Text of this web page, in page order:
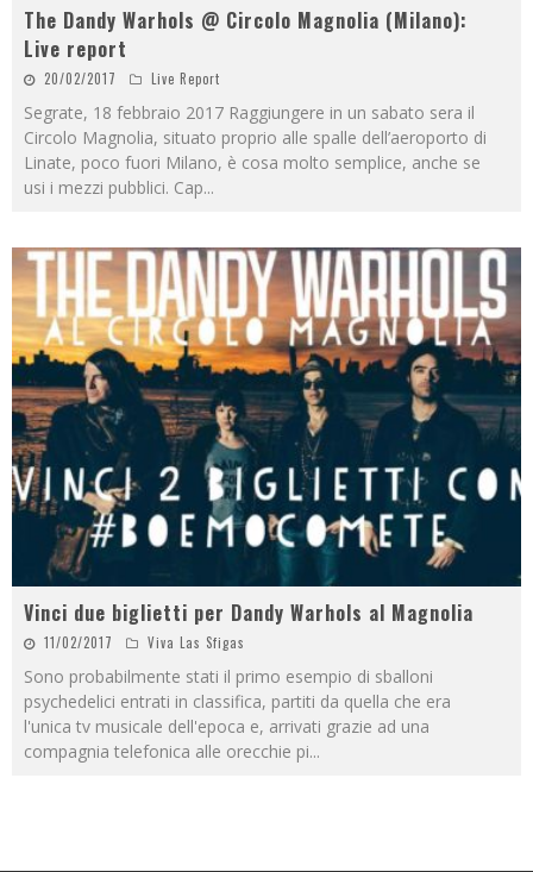
The Dandy Warhols @ Circolo Magnolia (Milano):
Live report
20/02/2017 Live Report
Segrate, 18 febbraio 2017 Raggiungere in un sabato sera il
Circolo Magnolia, situato proprio alle spalle dell’aeroporto di
Linate, poco fuori Milano, è cosa molto semplice, anche se
usi i mezzi pubblici. Cap...
Vinci due biglietti per Dandy Warhols al Magnolia
11/02/2017 Viva Las Sfigas
Sono probabilmente stati il primo esempio di sballoni
psychedelici entrati in classifica, partiti da quella che era
l'unica tv musicale dell'epoca e, arrivati grazie ad una
compagnia telefonica alle orecchie pi...